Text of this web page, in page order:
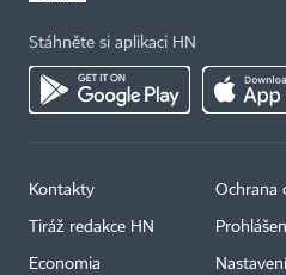
Stáhněte si aplikaci HN
Kontakty
Tiráž redakce HN
Economia
Ochrana